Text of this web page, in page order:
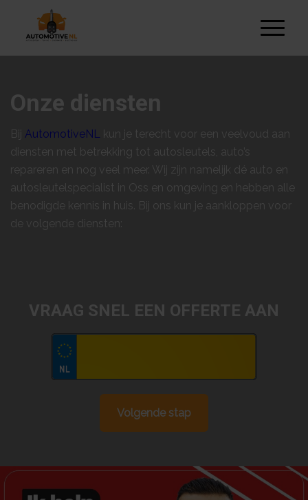
Onze diensten
Bij AutomotiveNL kun je terecht voor een veelvoud aan
diensten met betrekking tot autosleutels, auto’s
repareren en nog veel meer. Wij zijn namelijk dé auto en
autosleutelspecialist in Oss en omgeving en hebben alle
benodigde kennis in huis. Bij ons kun je aankloppen voor
de volgende diensten:
VRAAG SNEL EEN OFFERTE AAN
Volgende stap